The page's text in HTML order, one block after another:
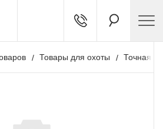
Товары для охоты Точная